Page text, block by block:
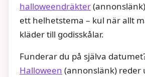
halloweendräkter
ett helhetstema – kul när allt
kläder till godisskålar.
Funderar du på själva
Halloween (annonslänk) reder